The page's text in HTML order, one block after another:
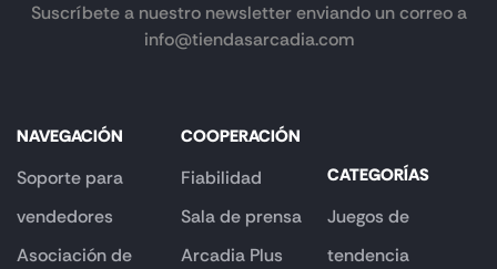
Suscríbete a nuestro newsletter enviando un correo a
info@tiendasarcadia.com
NAVEGACIÓN
Soporte para
vendedores
Asociación de
COOPERACIÓN
Fiabilidad
Sala de prensa
Arcadia Plus
CATEGORÍAS
Juegos de
tendencia